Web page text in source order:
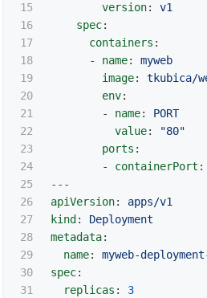
15
16
17
18
19
20
21
22
23
24
25
26
27
28
29
30
31
version:
v1
spec:
containers :
-
name:
myweb
image:
tkubica/
env:
-
name:
PORT
value: "80"
ports :
-
containerPort :
---
apiVersion:
apps/v1
kind :
Deployment
metadata:
name:
myweb-
spec:
replicas :
3